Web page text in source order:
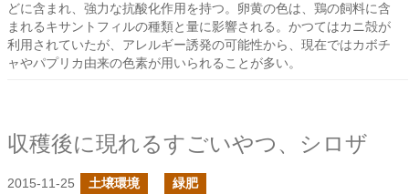
どに含まれ、強力な抗酸化作用を持つ。卵黄の色は、鶏の飼料に含
まれるキサントフィルの種類と量に影響される。かつてはカニ殻が
利用されていたが、アレルギー誘発の可能性から、現在ではカボチ
ャやパプリカ由来の色素が用いられることが多い。
収穫後に現れるすごいやつ、シロザ
2015-11-25 土壌環境 緑肥